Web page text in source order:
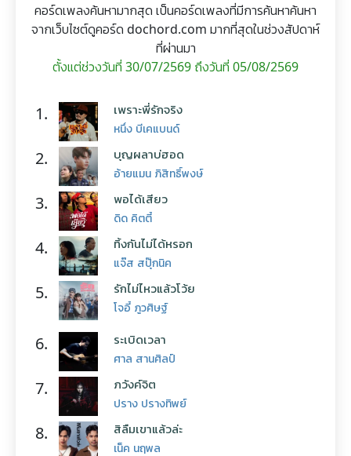
คอร์ดเพลงค้นหามากสุด เป็นคอร์ดเพลงที่มีการค้นหาค้นหา
จากเว็บไซต์ดูคอร์ด dochord.com มากที่สุดในช่วงสัปดาห์
ที่ผ่านมา
ตั้งแต่ช่วงวันที่ 30/07/2569 ถึงวันที่ 05/08/2569
1. เพราะพี่รักจริง
หนึ่ง บีเคแบนด์
2. บุญผลาบ่ฮอด
อ้ายแมน ภิสิทธิ์พงษ์
3. พอได้เสียว
ดิด คิตตี้
4. ทิ้งกันไม่ได้หรอก
แจ๊ส สปุ๊กนิค
5. รักไม่ไหวแล้วโว้ย
โจอี้ ภูวศิษฐ์
6. ระเบิดเวลา
ศาล สานศิลป์
7. ภวังค์จิต
ปราง ปรางทิพย์
8. สิลืมเขาแล้วล่ะ
เน็ค นฤพล